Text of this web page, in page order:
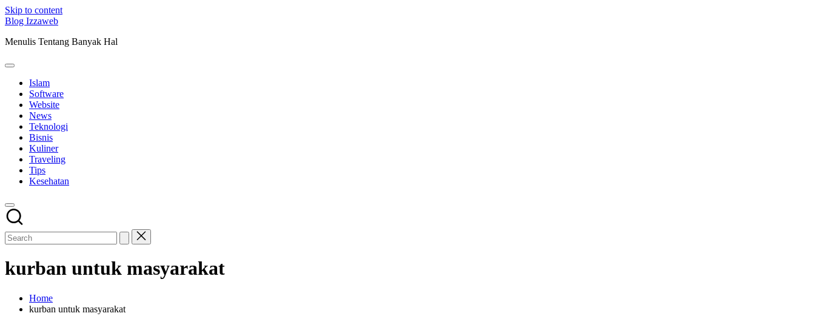
Skip to content
Blog Izzaweb
Menulis Tentang Banyak Hal
Islam
Software
Website
News
Teknologi
Bisnis
Kuliner
Traveling
Tips
Kesehatan
kurban untuk masyarakat
Home
kurban untuk masyarakat